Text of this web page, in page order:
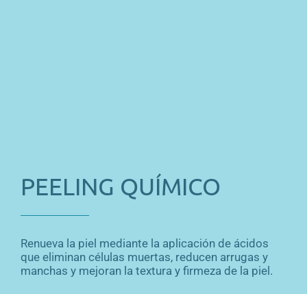
PEELING QUÍMICO
Renueva la piel mediante la aplicación de ácidos
que eliminan células muertas, reducen arrugas y
manchas y mejoran la textura y firmeza de la piel.